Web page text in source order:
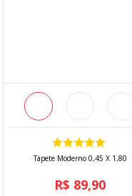
- Pelo costurado
- Ideal para áreas
Tapete Moderno 0,45 X 1,80
R$ 89,90